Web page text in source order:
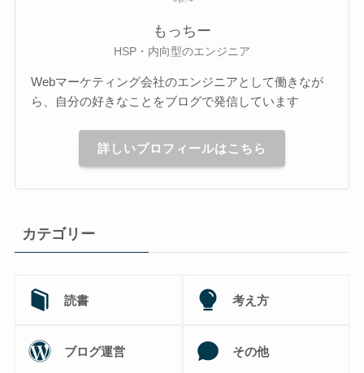
もっちー
HSP・内向型のエンジニア
Webマーケティング会社のエンジニアとして働きなが
ら、自分の好きなことをブログで発信しています
詳しいプロフィールはこちら
カテゴリー
読書 考え方
ブログ運営 その他